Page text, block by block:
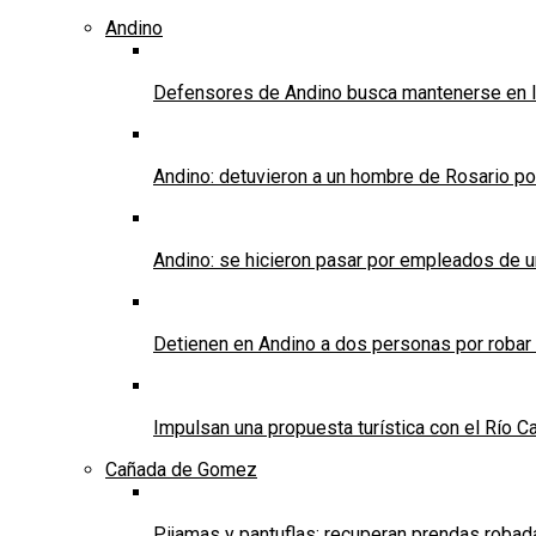
Andino
Defensores de Andino busca mantenerse
Andino: detuvieron a un hombre de Rosario
Andino: se hicieron pasar por empleados de
Detienen en Andino a dos personas por
Impulsan una propuesta turística con el Río
Cañada de Gomez